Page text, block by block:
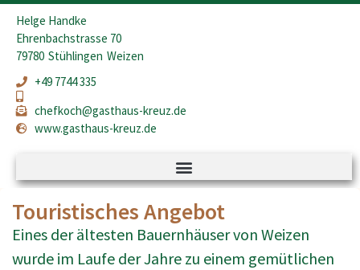
Helge Handke
Ehrenbachstrasse 70
79780 Stühlingen Weizen
+49 7744 335
chefkoch@gasthaus-kreuz.de
www.gasthaus-kreuz.de
Touristisches Angebot
Eines der ältesten Bauernhäuser von Weizen
wurde im Laufe der Jahre zu einem gemütlichen